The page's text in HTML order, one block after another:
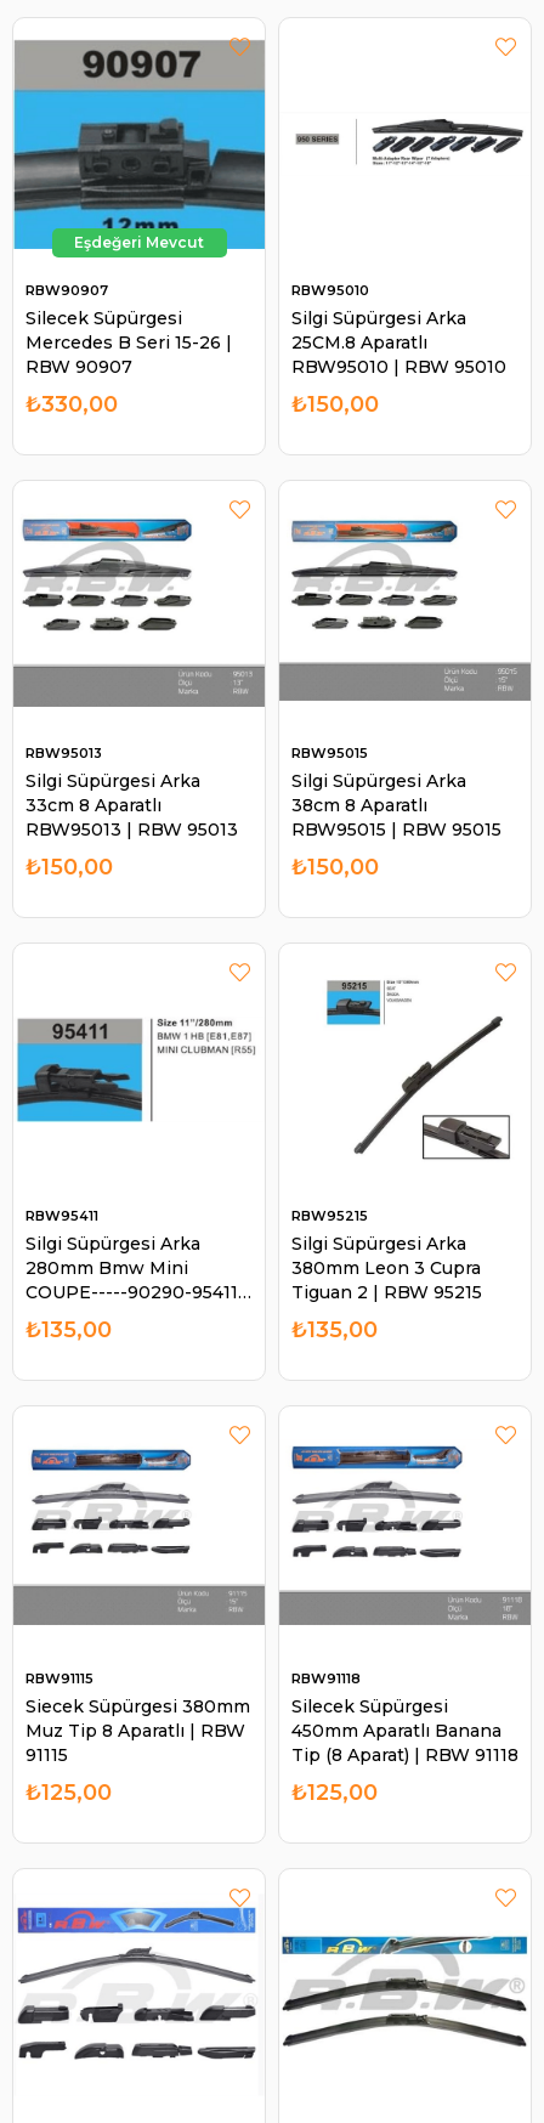
Silecek Süpürgesi
Mercedes B Seri 15-26 |
RBW 90907
RBW90907
₺330,00
Silgi Süpürgesi Arka
25CM.8 Aparatlı
RBW95010 | RBW 95010
RBW95010
₺150,00
Silgi Süpürgesi Arka
33cm 8 Aparatlı
RBW95013 | RBW 95013
RBW95013
₺150,00
Silgi Süpürgesi Arka
38cm 8 Aparatlı
RBW95015 | RBW 95015
RBW95015
₺150,00
Silgi Süpürgesi Arka
280mm Bmw Mini
COUPE-----90290-95411 |
RBW 95411
RBW95411
₺135,00
Silgi Süpürgesi Arka
380mm Leon 3 Cupra
Tiguan 2 | RBW 95215
RBW95215
₺135,00
Siecek Süpürgesi 380mm
Muz Tip 8 Aparatlı | RBW
91115
RBW91115
₺125,00
Silecek Süpürgesi
450mm Aparatlı Banana
Tip (8 Aparat) | RBW 91118
RBW91118
₺125,00